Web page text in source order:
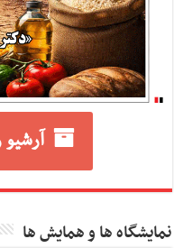
نمایشگاه ها و همایش ها